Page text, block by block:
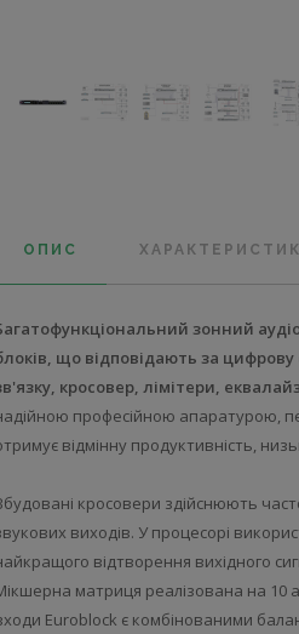
ОПИС
зонний
що відповідають за
кросовер, лімітери,
професійною апаратурою,
відмінну продуктивність,
кросовери здійснюють
виходів. У процесорі
відтворення вихідного
матриця реалізована на 10
Euroblock є комбінованими